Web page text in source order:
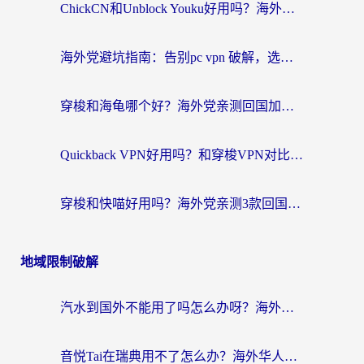
ChickCN和Unblock Youku好用吗？海外党亲测3款回国加速器，附iOS免费选择指南
海外党避坑指南：告别pc vpn 破解，选对回国加速器轻松访问国内资源
穿梭和海龟哪个好？海外党亲测回国加速器，附电脑免费VPN推荐
Quickback VPN好用吗？和穿梭VPN对比哪个回国效果更好？海外党必看的真实测评与选择指南
穿梭和快喵好用吗？海外党亲测3款回国加速器，附日本回国VPN避坑指南
地域限制破解
汽水到国外不能用了吗怎么办呀？海外党追剧看片的救星在这里！
音悦Tai在瑞典用不了怎么办？海外华人追剧听歌的实用指南